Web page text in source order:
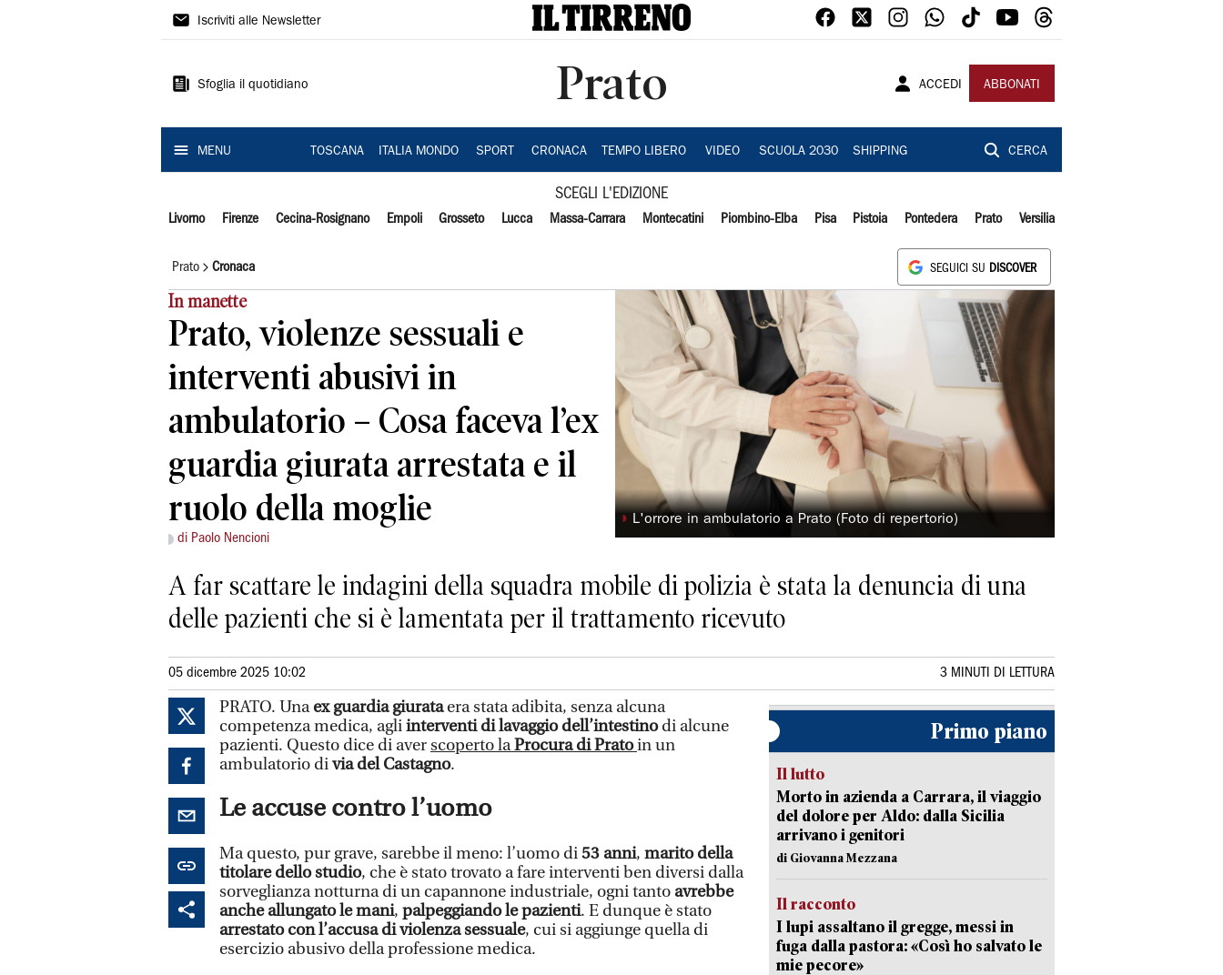
Il
Iscriviti alle Newsletter
Sfoglia il quotidiano Prato ACCEDI ABBONATI
MENU TOSCANA ITALIA MONDO SPORT CRONACA TEMPO LIBERO VIDEO SCUOLA 2030 SHIPPING CERCA
SCEGLI L'EDIZIONE
Livorno Firenze Cecina-Rosignano Empoli Grosseto Lucca Massa-Carrara Montecatini Piombino-Elba Pisa Pistoia Pontedera Prato Versilia
Prato Cronaca SEGUICI SU DISCOVER
In manette
Prato, violenze sessuali e
interventi abusivi in
ambulatorio – Cosa faceva l’ex
guardia giurata arrestata e il
ruolo della moglie
di Paolo Nencioni
◗ L'orrore in ambulatorio a Prato (Foto di repertorio)
A far scattare le indagini della squadra mobile di polizia è stata la denuncia di una
delle pazienti che si è lamentata per il trattamento ricevuto
05 dicembre 2025 10:02 3 MINUTI DI LETTURA
PRATO. Unaex guardia giurataera stata adibita, senza alcuna
competenza medica, agliinterventi di lavaggio dell’intestinodi alcune
pazienti. Questo dice di averscoperto laProcura di Pratoin un
ambulatorio divia del Castagno.
Le accuse contro l’uomo
Ma questo, pur grave, sarebbe il meno: l’uomo di53 anni, marito della
titolare dello studio, che è stato trovato a fare interventi ben diversi dalla
sorveglianza notturna di un capannone industriale, ogni tanto avrebbe
anche allungato le mani, palpeggiando le pazienti. E dunque è stato
arrestato con l’accusa di violenza sessuale, cui si aggiunge quella di
esercizio abusivo della professione medica.
Primo piano
Il lutto
Morto in azienda a Carrara, il viaggio
del dolore per Aldo: dalla Sicilia
arrivano i genitori
di Giovanna Mezzana
Il racconto
I lupi assaltano il gregge, messi in
fuga dalla pastora: «Così ho salvato le
mie pecore»